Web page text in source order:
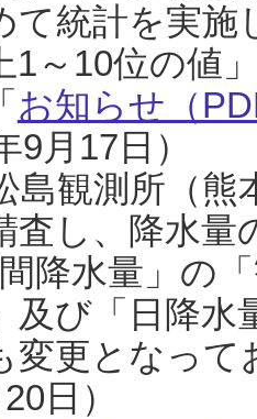
て統計を実
1～10位の値
お知らせ（
9月17日）
島観測所（熊
査し、降水
間降水量」の
及び「日降
変更となっ
日）